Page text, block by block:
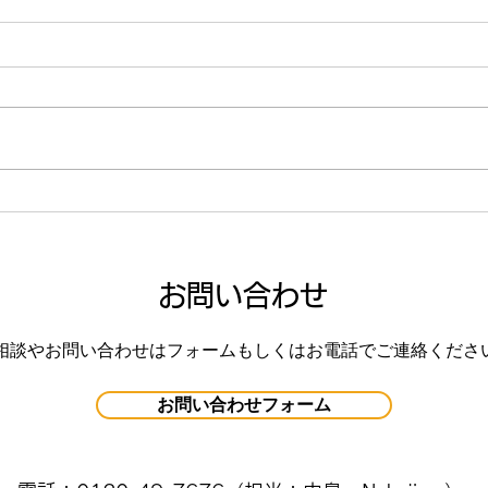
お問い合わせ
談やお問い合わせはフォームもしくはお電話でご連絡くださ
お問い合わせフォーム